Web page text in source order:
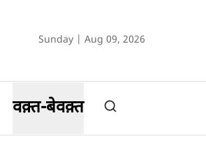
Sunday | Aug 09, 2026
वक़्त-बेवक़्त